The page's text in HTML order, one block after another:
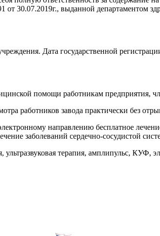
30.07.2019г., выданной департаментом
Дата государственной
помощи работникам предприятия,
работников завода практически без
направлению бесплатное
заболеваний сердечно-сосудистой
терапия, амплипульс, КУФ,